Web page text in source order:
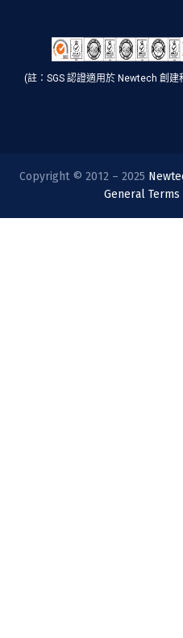
(註：SGS 認證適用於 Newtech 創建
Copyright © 2012 – 2025
General Terms